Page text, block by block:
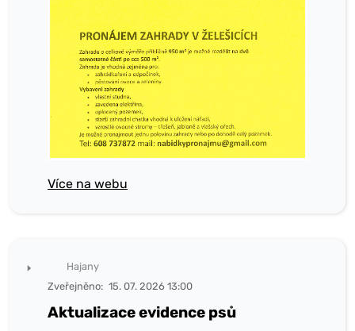
Více na webu
Hajany
Zveřejněno: 15. 07. 2026 13:00
Aktualizace evidence psů